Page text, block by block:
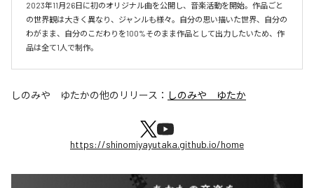
2023年11月26日に初のオリジナル曲を公開し、音楽活動を開始。作品ごと
の世界観は大きく異なり、ジャンルも様々。自分の思い描いた世界、自分の
わがまま、自分のこだわりを100%そのまま作品として出力したいため、作
品は全て1人で制作。
しのみや ゆたかの他のリリース： しのみや ゆたか
https://shinomiyayutaka.github.io/home